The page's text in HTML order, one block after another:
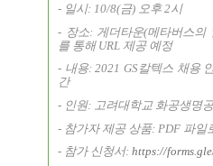
- 일시: 10/8(금) 오후2시
- 장소: 게더타운(메타버스의
를 통해URL 제공 예정
- 내용: 2021 GS 칼텍스 채용
간
- 인원: 고려대학교 화공생명
- 참가자 제공 상품: PDF 파일
- 참가 신청서: https://